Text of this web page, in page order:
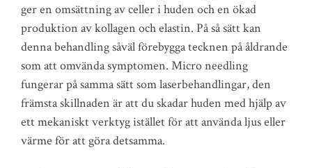
ger en omsättning av celler i huden och en ökad
produktion av kollagen och elastin. På så sätt kan
denna behandling såväl förebygga tecknen på åldrande
som att omvända symptomen. Micro needling
fungerar på samma sätt som laserbehandlingar, den
främsta skillnaden är att du skadar huden med hjälp av
ett mekaniskt verktyg istället för att använda ljus eller
värme för att göra detsamma.